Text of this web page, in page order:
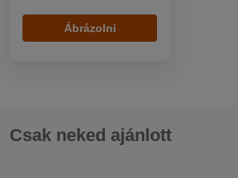
Ábrázolni
Csak neked ajánlott